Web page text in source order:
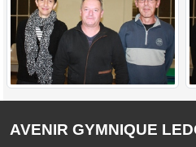
AVENIR GYMNIQUE